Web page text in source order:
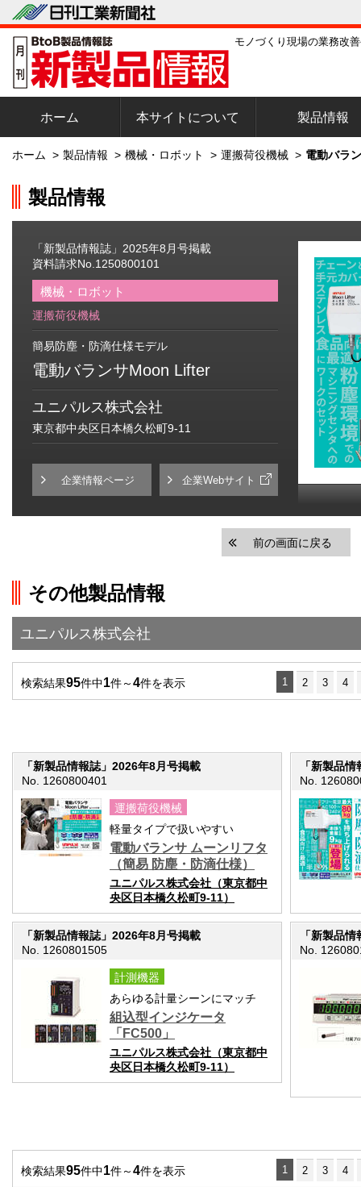
モノづくり現場の業務改
ホーム 本サイトについて 製品情報
ホーム > 製品情報 > 機械・ロボット > 運搬荷役機械 > 電動バラ
製品情報
「新製品情報誌」2025年8月号掲載
資料請求No.1250800101
機械・ロボット
運搬荷役機械
簡易防塵・防滴仕様モデル
電動バランサMoon Lifter
ユニパルス株式会社
東京都中央区日本橋久松町9-11
企業情報ページ 企業Webサイト
前の画面に戻る
その他製品情報
ユニパルス株式会社
検索結果95件中1件～4件を表示 1 2 3 4
「新製品情報誌」2026年8月号掲載
No. 1260800401
運搬荷役機械
軽量タイプで扱いやすい
電動バランサ ムーンリフタ
（簡易 防塵・防滴仕様）
ユニパルス株式会社（東京都中
央区日本橋久松町9-11）
「新製品
No.
「新製品情報誌」2026年8月号掲載
No. 1260801505
計測機器
あらゆる計量シーンにマッチ
組込型インジケータ
「FC500」
ユニパルス株式会社（東京都中
央区日本橋久松町9-11）
「新製品
No.
検索結果95件中1件～4件を表示 1 2 3 4